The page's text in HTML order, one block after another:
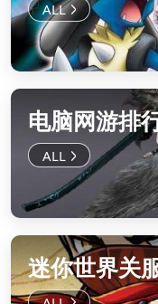
电脑网游排
迷你世界关